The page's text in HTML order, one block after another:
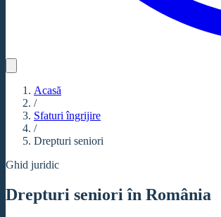
Acasă
/
Sfaturi îngrijire
/
Drepturi seniori
Ghid juridic
Drepturi seniori în România